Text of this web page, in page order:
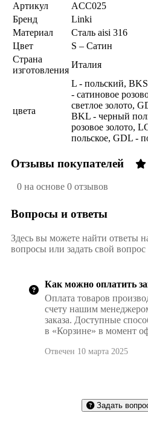
Артикул
ACC025
Бренд
Linki
Материал
Сталь aisi 316
Цвет
S – Сатин
Страна
изготовления
Италия
цвета
L - польский,
- сатиновое
светлое золото,
BKL - черный
розовое золото,
польское, GDL -
Отзывы покупателей
0 на основе 0 отзывов
Вопросы и ответы
Здесь вы можете найти ответы
вопросы или задать свой вопрос
Как можно оплатить
Оплата товаров
счету нашим
заказа. Доступные
в «Корзине» в момент
Отвечен 10 марта 2025
Задать